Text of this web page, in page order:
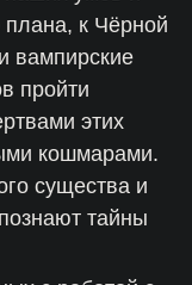
к Чёрной
вампирские
пройти
этих
кошмарами.
существа и
тайны